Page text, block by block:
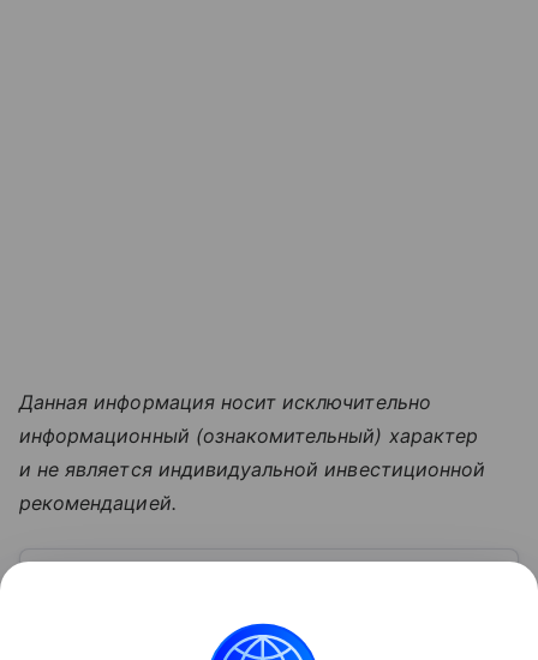
Данная информация носит исключительно
информационный (ознакомительный) характер
и не является индивидуальной инвестиционной
рекомендацией.
году: где действует и кто платит